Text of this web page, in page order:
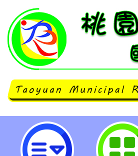
「全民英檢」中級
公告並轉發家長